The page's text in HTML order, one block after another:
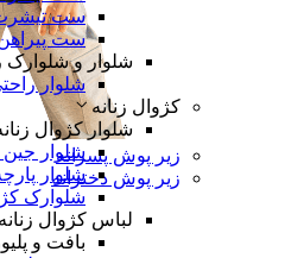
زیر پوش پسرانه
زیر پوش دخترانه
ست تیشرت
ست پیراهن
شلوار و شلوارک
شلوار
کژوال زنانه
شلوار کژوال
شلوار جین
شلوار
شلوارک
لباس‌ کژوال زنانه
بافت و